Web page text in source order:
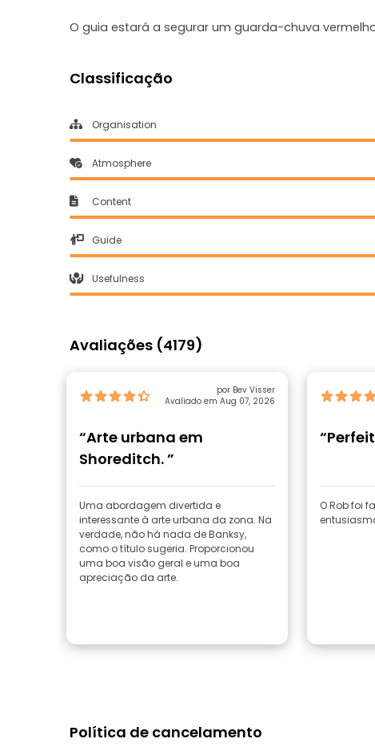
O guia estará a segurar um guarda-chuva
Classificação
Organisation
Atmosphere
Content
Guide
Usefulness
Avaliações (4179)
por Bev Visser
Avaliado em Aug 07, 2026
“Arte urbana em
Shoreditch. ”
Uma abordagem divertida e
interessante à arte urbana da zona. Na
verdade, não há nada de Banksy,
como o título sugeria. Proporcionou
uma boa visão geral e uma boa
apreciação da arte.
O Rob foi
Política de cancelamento